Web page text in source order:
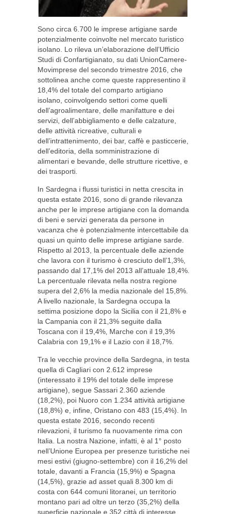
Sono circa 6.700 le imprese artigiane sarde
potenzialmente coinvolte nel mercato turistico
isolano. Lo rileva un’elaborazione dell’Ufficio
Studi di Confartigianato, su dati UnionCamere-
Movimprese del secondo trimestre 2016, che
sottolinea anche come queste rappresentino il
18,4% del totale del comparto artigiano
isolano, coinvolgendo settori come quelli
dell’agroalimentare, delle manifatture e dei
servizi, dell’abbigliamento e delle calzature,
delle attività ricreative, culturali e
dell’intrattenimento, dei bar, caffè e pasticcerie,
dell’editoria, della somministrazione di
alimentari e bevande, delle strutture ricettive, e
dei trasporti.
In Sardegna i flussi turistici in netta crescita in
questa estate 2016, sono di grande rilevanza
anche per le imprese artigiane con la domanda
di beni e servizi generata da persone in
vacanza che è potenzialmente intercettabile da
quasi un quinto delle imprese artigiane sarde.
Rispetto al 2013, la percentuale delle aziende
che lavora con il turismo è cresciuto dell’1,3%,
passando dal 17,1% del 2013 all’attuale 18,4%.
La percentuale rilevata nella nostra regione
supera del 2,6% la media nazionale del 15,8%.
A livello nazionale, la Sardegna occupa la
settima posizione dopo la Sicilia con il 21,8% e
la Campania con il 21,3% seguite dalla
Toscana con il 19,4%, Marche con il 19,3%
Calabria con 19,1% e il Lazio con il 18,7%.
Tra le vecchie province della Sardegna, in testa
quella di Cagliari con 2.612 imprese
(interessato il 19% del totale delle imprese
artigiane), segue Sassari 2.360 aziende
(18,2%), poi Nuoro con 1.234 attività artigiane
(18,8%) e, infine, Oristano con 483 (15,4%). In
questa estate 2016, secondo recenti
rilevazioni, il turismo fa nuovamente rima con
Italia. La nostra Nazione, infatti, è al 1° posto
nell’Unione Europea per presenze turistiche nei
mesi estivi (giugno-settembre) con il 16,2% del
totale, davanti a Francia (15,9%) e Spagna
(14,5%), grazie ad asset quali 8.300 km di
costa con 644 comuni litoranei, un territorio
montano pari ad oltre un terzo (35,2%) della
superficie nazionale e 352 città di interesse